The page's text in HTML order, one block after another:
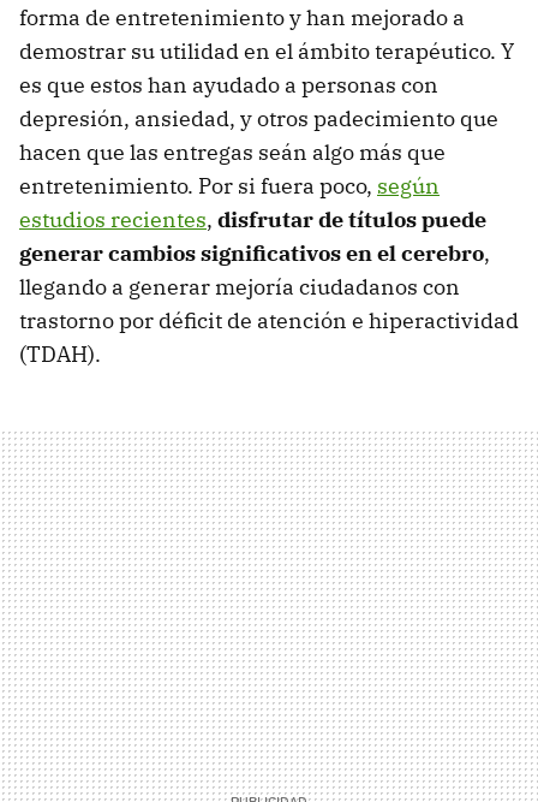
forma de entretenimiento y han mejorado a
demostrar su utilidad en el ámbito terapéutico. Y
es que estos han ayudado a personas con
depresión, ansiedad, y otros padecimiento que
hacen que las entregas seán algo más que
entretenimiento. Por si fuera poco, según
estudios recientes, disfrutar de títulos puede
generar cambios significativos en el cerebro,
llegando a generar mejoría ciudadanos con
trastorno por déficit de atención e hiperactividad
(TDAH).